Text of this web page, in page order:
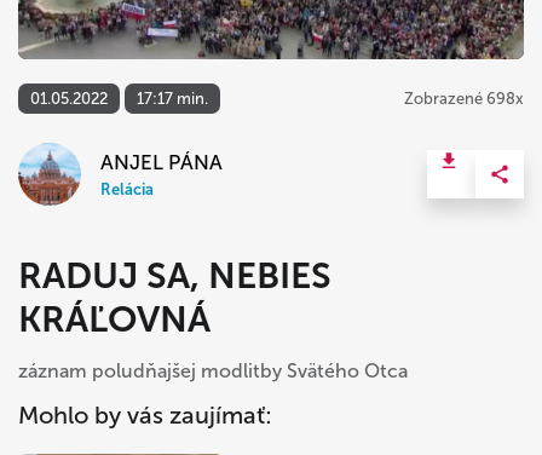
01.05.2022 17:17 min. Zobrazené 698x
ANJEL PÁNA
Relácia
RADUJ SA, NEBIES
KRÁĽOVNÁ
záznam poludňajšej modlitby Svätého Otca
Mohlo by vás zaujímať: